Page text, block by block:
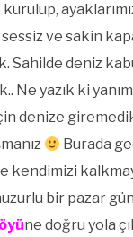
ve sakin
Sahilde deniz
Ne yazık ki
denize
Burada
kendimizi
bir pazar
ne doğru yola